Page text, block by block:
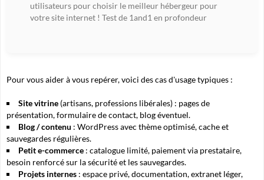
utilisateurs pour choisir le meilleur hébergeur pour
votre site internet ! Test de 1and1 en profondeur
Pour vous aider à vous repérer, voici des cas d'usage typiques :
Site vitrine (artisans, professions libérales) : pages de
présentation, formulaire de contact, blog éventuel.
Blog / contenu : WordPress avec thème optimisé, cache et
sauvegardes régulières.
Petit e-commerce : catalogue limité, paiement via prestataire,
besoin renforcé sur la sécurité et les sauvegardes.
Projets internes : espace privé, documentation, extranet léger,